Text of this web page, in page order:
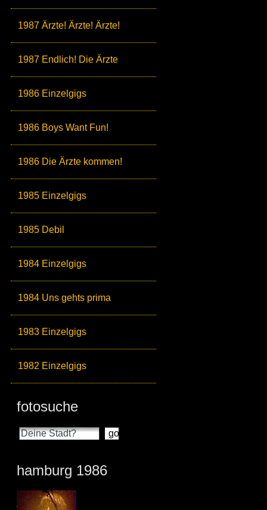
1987 Ärzte! Ärzte! Ärzte!
1987 Endlich! Die Ärzte
1986 Einzelgigs
1986 Boys Want Fun!
1986 Die Ärzte kommen!
1985 Einzelgigs
1985 Debil
1984 Einzelgigs
1984 Uns gehts prima
1983 Einzelgigs
1982 Einzelgigs
fotosuche
hamburg 1986